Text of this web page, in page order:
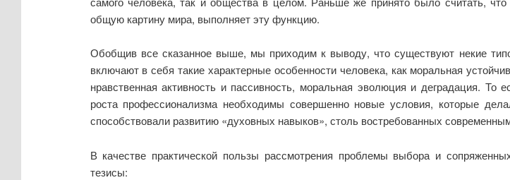
общую картину мира, выполняет эту функцию.
Обобщив все сказанное выше, мы приходим к выводу, что существуют некие
включают в себя такие характерные особенности человека, как моральная
нравственная активность и пассивность, моральная эволюция и деградация. То
роста профессионализма необходимы совершенно новые условия, которые
способствовали развитию «духовных навыков», столь востребованных
В качестве практической пользы рассмотрения проблемы выбора и
тезисы: